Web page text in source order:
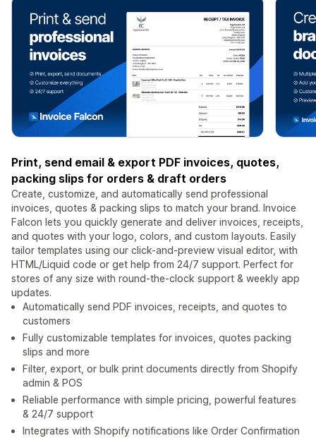
Print, send email & export PDF invoices, quotes,
packing slips for orders & draft orders
Create, customize, and automatically send professional
invoices, quotes & packing slips to match your brand. Invoice
Falcon lets you quickly generate and deliver invoices, receipts,
and quotes with your logo, colors, and custom layouts. Easily
tailor templates using our click-and-preview visual editor, with
HTML/Liquid code or get help from 24/7 support. Perfect for
stores of any size with round-the-clock support & weekly app
updates.
Automatically send PDF invoices, receipts, and quotes to
customers
Fully customizable templates for invoices, quotes packing
slips and more
Filter, export, or bulk print documents directly from Shopify
admin & POS
Reliable performance with simple pricing, powerful features
& 24/7 support
Integrates with Shopify notifications like Order Confirmation